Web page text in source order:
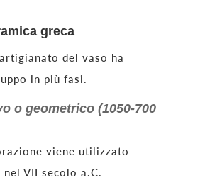
greca
del vaso ha
in più fasi.
o geometrico (1050-700
viene utilizzato
nel VII secolo a.C.